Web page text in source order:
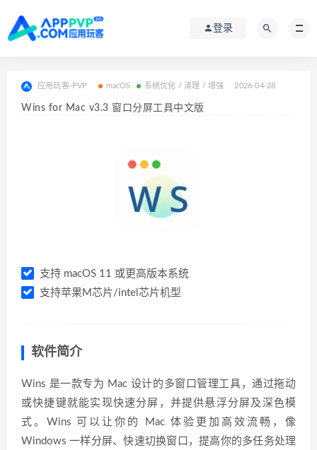
登录
应用玩客-PVP macOS 系统优化 / 清理 / 增强 2026-04-28
Wins for Mac v3.3 窗口分屏工具中文版
支持 macOS 11 或更高版本系统
支持苹果M芯片/intel芯片机型
软件简介
Wins 是一款专为 Mac 设计的多窗口管理工具，通过拖动
或快捷键就能实现快速分屏，并提供悬浮分屏及深色模
式。Wins 可以让你的 Mac 体验更加高效流畅，像
Windows 一样分屏、快速切换窗口，提高你的多任务处理